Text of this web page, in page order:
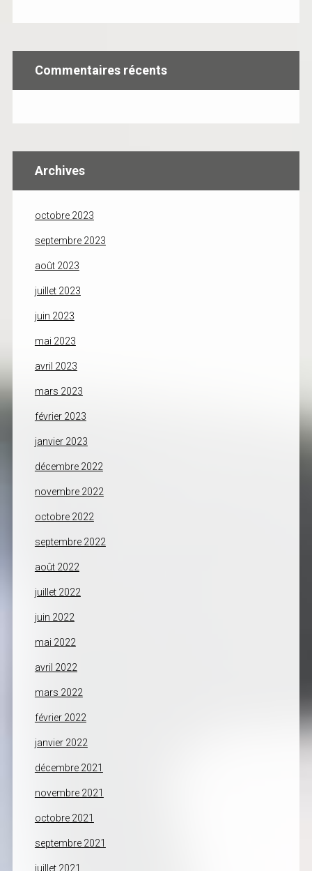
Commentaires récents
Archives
octobre 2023
septembre 2023
août 2023
juillet 2023
juin 2023
mai 2023
avril 2023
mars 2023
février 2023
janvier 2023
décembre 2022
novembre 2022
octobre 2022
septembre 2022
août 2022
juillet 2022
juin 2022
mai 2022
avril 2022
mars 2022
février 2022
janvier 2022
décembre 2021
novembre 2021
octobre 2021
septembre 2021
juillet 2021